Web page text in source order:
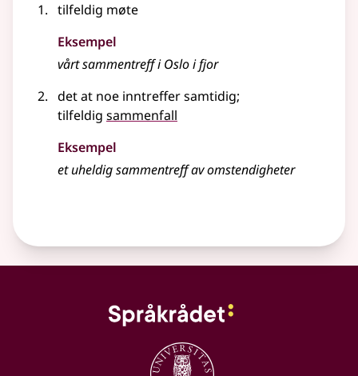
tilfeldig møte
Eksempel
vårtsammentreffi Oslo i fjor
det at noe inntreffer samtidig;
tilfeldig sammenfall
Eksempel
et uheldigsammentreffav omstendigheter